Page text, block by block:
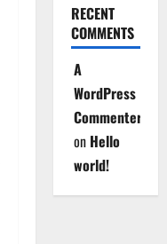
RECENT
COMMENTS
A
WordPress
Commenter
on Hello
world!